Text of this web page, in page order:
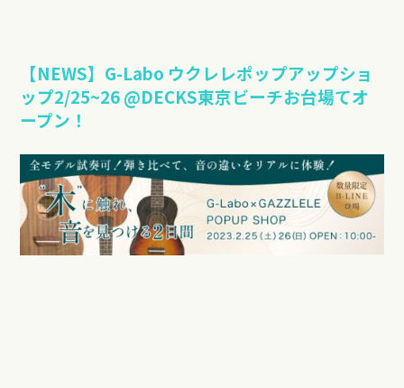
【NEWS】G-Labo ウクレレポップアップショ
ップ2/25~26 @DECKS東京ビーチお台場てオ
ープン！